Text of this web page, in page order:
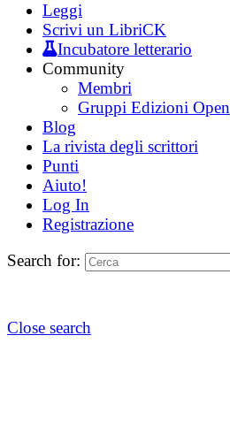
Leggi
Scrivi un LibriCK
Incubatore letterario
Community
Membri
Gruppi Edizioni Open
Blog
La rivista degli scrittori
Punti
Aiuto!
Log In
Registrazione
Search for:
Close search